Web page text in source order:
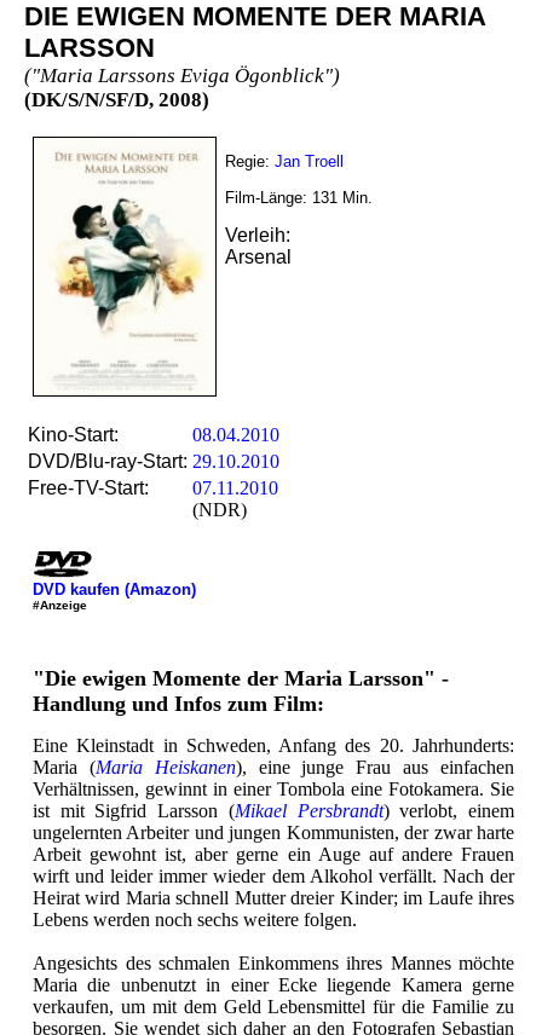
DIE EWIGEN MOMENTE DER MARIA
LARSSON
("Maria Larssons Eviga Ögonblick")
(DK/S/N/SF/D, 2008)
Regie: Jan Troell
Film-Länge: 131 Min.
Verleih:
Arsenal
Kino-Start:
08.04.2010
DVD/Blu-ray-Start: 29.10.2010
Free-TV-Start:
07.11.2010
(NDR)
DVD kaufen (Amazon)
#Anzeige
"Die ewigen Momente der Maria Larsson" -
Handlung und Infos zum Film:
Eine Kleinstadt in Schweden, Anfang des 20. Jahrhunderts:
Maria (Maria Heiskanen), eine junge Frau aus einfachen
Verhältnissen, gewinnt in einer Tombola eine Fotokamera. Sie
ist mit Sigfrid Larsson (Mikael Persbrandt) verlobt, einem
ungelernten Arbeiter und jungen Kommunisten, der zwar harte
Arbeit gewohnt ist, aber gerne ein Auge auf andere Frauen
wirft und leider immer wieder dem Alkohol verfällt. Nach der
Heirat wird Maria schnell Mutter dreier Kinder; im Laufe ihres
Lebens werden noch sechs weitere folgen.
Angesichts des schmalen Einkommens ihres Mannes möchte
Maria die unbenutzt in einer Ecke liegende Kamera gerne
verkaufen, um mit dem Geld Lebensmittel für die Familie zu
besorgen. Sie wendet sich daher an den Fotografen Sebastian